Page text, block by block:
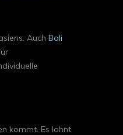
Auch Bali
kommt. Es lohnt